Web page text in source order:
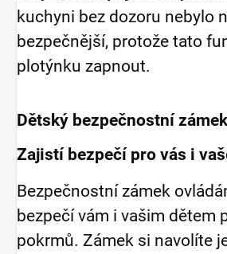
kuchyni bez dozoru nebylo
bezpečnější, protože tato
plotýnku zapnout.
Dětský bezpečnostní
Zajistí bezpečí pro vás i
Bezpečnostní zámek
bezpečí vám i vašim dětem
pokrmů. Zámek si navolíte